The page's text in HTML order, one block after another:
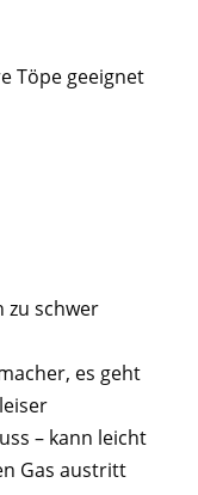
Töpe geeignet
zu schwer
es geht
– kann leicht
Gas austritt